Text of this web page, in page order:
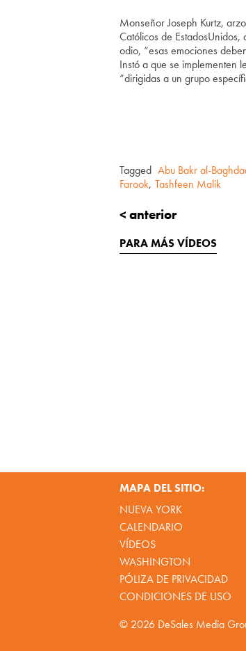
Monseñor Joseph Kurtz,
Católicos de
odio, “esas emociones
Instó a que se implementen
“dirigidas a un grupo
Tagged Abu Bakr al-
Farook, Tashfeen Malik
< anterior
PARA MÁS VÍDEOS
MAPA DEL SITIO:
NUEVA YORK
CALENDARIO
VÍDEOS
WASHINGTON
PÓLIZA DE PRIVACIDAD
CONDICIONES DE USO
© 2026 DeSales Media